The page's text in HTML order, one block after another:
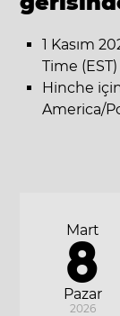
1 Kasım
Time (EST)
Hinche
America/
Pazar
Mart
8
2026